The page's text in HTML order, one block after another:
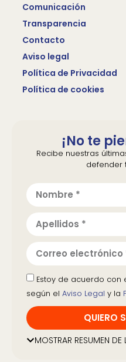
Comunicación
Transparencia
Contacto
Aviso legal
Política de Privacidad
Política de cookies
¡No te
Recibe nuestras
defender
Estoy de acuerdo con
según el Aviso Legal y la
QUIERO
Al marcar esta casilla
acerca de las
MOSTRAR RESUMEN